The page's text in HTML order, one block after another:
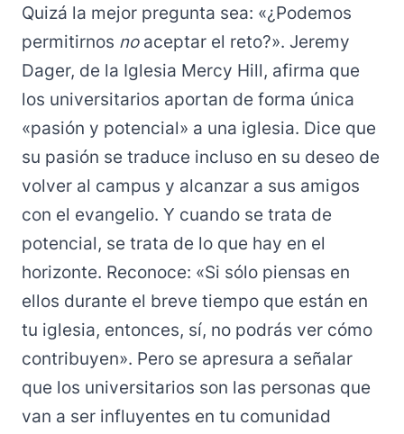
Quizá la mejor pregunta sea: «¿Podemos
permitirnos noaceptar el reto?». Jeremy
Dager, de la Iglesia Mercy Hill, afirma que
los universitarios aportan de forma única
«pasión y potencial» a una iglesia. Dice que
su pasión se traduce incluso en su deseo de
volver al campus y alcanzar a sus amigos
con el evangelio. Y cuando se trata de
potencial, se trata de lo que hay en el
horizonte. Reconoce: «Si sólo piensas en
ellos durante el breve tiempo que están en
tu iglesia, entonces, sí, no podrás ver cómo
contribuyen». Pero se apresura a señalar
que los universitarios son las personas que
van a ser influyentes en tu comunidad